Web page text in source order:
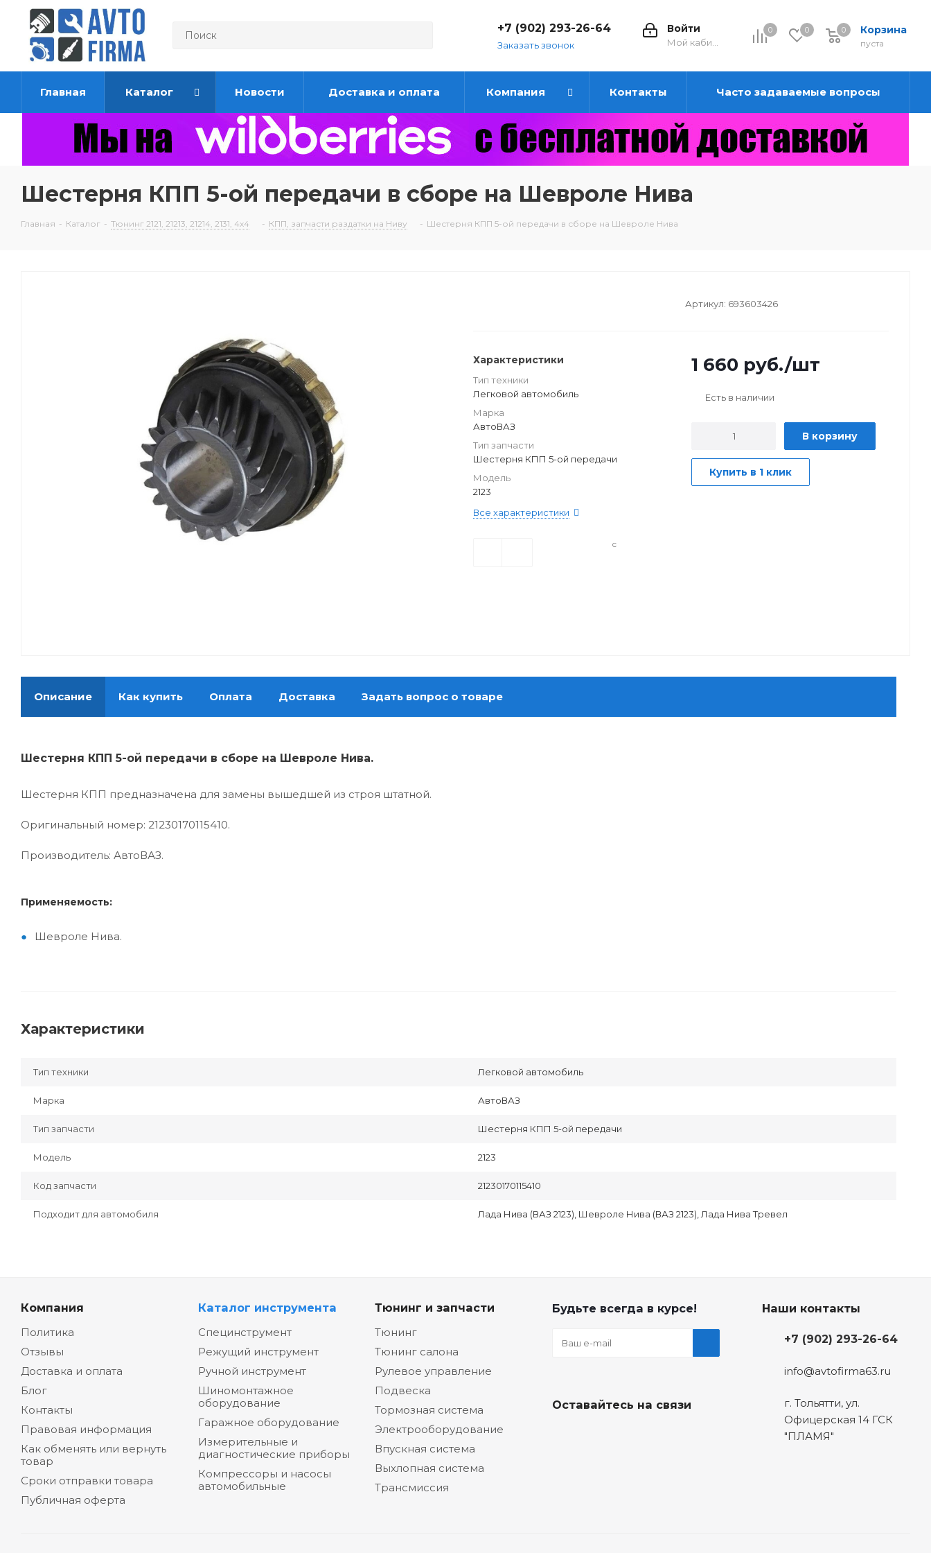
0 0 Корзина
0
пуста
0
Войти
+7 (902) 293-26-64
Заказать звонок
Главная Каталог Новости Доставка и оплата Компания Контакты Часто задаваемые вопросы
Шестерня КПП 5-ой передачи в сборе на Шевроле Нива
Главная - Каталог - Тюнинг 2121, 21213, 21214, 2131, 4х4 - КПП, запчасти раздатки на Ниву - Шестерня КПП 5-ой передачи в сборе на Шевроле Нива
Артикул: 693603426
Характеристики
Тип техники
Легковой автомобиль
Марка
АвтоВАЗ
Тип запчасти
Шестерня КПП 5-ой передачи
Модель
2123
Все характеристики
1 660 руб./шт
Есть в наличии
В корзину
Купить в 1 клик
с
Описание Как купить Оплата Доставка Задать вопрос о товаре
Шестерня КПП 5-ой передачи в сборе на Шевроле Нива.
Шестерня КПП предназначена для замены вышедшей из строя штатной.
Оригинальный номер: 21230170115410.
Производитель: АвтоВАЗ.
Применяемость:
Шевроле Нива.
Характеристики
Тип техники Легковой автомобиль
Марка АвтоВАЗ
Тип запчасти Шестерня КПП 5-ой передачи
Модель 2123
Код запчасти 21230170115410
Подходит для автомобиля Лада Нива (ВАЗ 2123), Шевроле Нива (ВАЗ 2123), Лада Нива Тревел
Компания
Политика
Отзывы
Доставка и оплата
Блог
Контакты
Правовая информация
Как обменять или вернуть
товар
Сроки отправки товара
Публичная оферта
Каталог инструмента
Специнструмент
Режущий инструмент
Ручной инструмент
Шиномонтажное
оборудование
Гаражное оборудование
Измерительные и
диагностические приборы
Компрессоры и насосы
автомобильные
Тюнинг и запчасти
Тюнинг
Тюнинг салона
Рулевое управление
Подвеска
Тормозная система
Электрооборудование
Впускная система
Выхлопная система
Трансмиссия
Будьте всегда в курсе!
Оставайтесь на связи
Наши контакты
+7 (902) 293-26-64
info@avtofirma63.ru
г. Тольятти, ул.
Офицерская 14 ГСК
"ПЛАМЯ"